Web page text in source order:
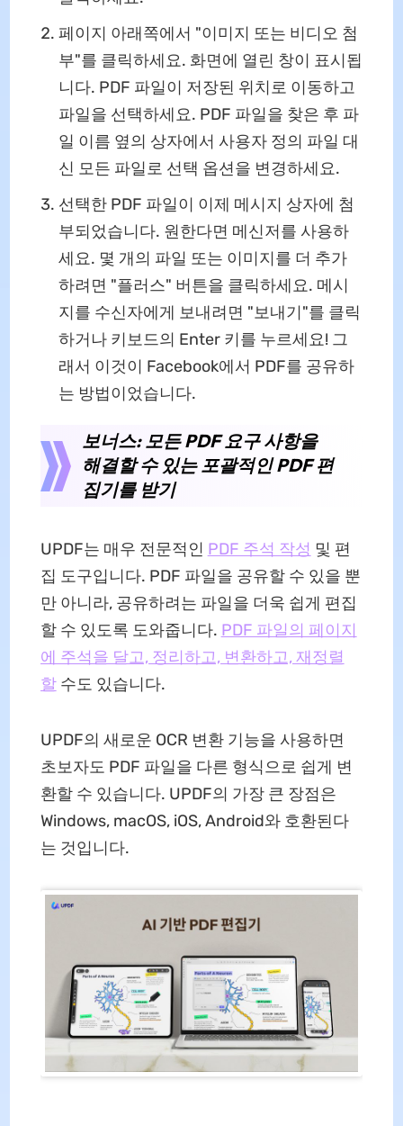
페이지 아래쪽에서 "이미지 또는 비디오 첨
부"를 클릭하세요. 화면에 열린 창이 표시됩
니다. PDF 파일이 저장된 위치로 이동하고
파일을 선택하세요. PDF 파일을 찾은 후 파
일 이름 옆의 상자에서 사용자 정의 파일 대
신 모든 파일로 선택 옵션을 변경하세요.
선택한 PDF 파일이 이제 메시지 상자에 첨
부되었습니다. 원한다면 메신저를 사용하
세요. 몇 개의 파일 또는 이미지를 더 추가
하려면 "플러스" 버튼을 클릭하세요. 메시
지를 수신자에게 보내려면 "보내기"를 클릭
하거나 키보드의 Enter 키를 누르세요! 그
래서 이것이 Facebook에서 PDF를 공유하
는 방법이었습니다.
보너스: 모든 PDF 요구 사항을
해결할 수 있는 포괄적인 PDF 편
집기를 받기
UPDF는 매우 전문적인 PDF 주석 작성 및 편
집 도구입니다. PDF 파일을 공유할 수 있을 뿐
만 아니라, 공유하려는 파일을 더욱 쉽게 편집
할 수 있도록 도와줍니다. PDF 파일의 페이지
에 주석을 달고, 정리하고, 변환하고, 재정렬
할수도 있습니다.
UPDF의 새로운 OCR 변환 기능을 사용하면
초보자도 PDF 파일을 다른 형식으로 쉽게 변
환할 수 있습니다. UPDF의 가장 큰 장점은
Windows, macOS, iOS, Android와 호환된다
는 것입니다.